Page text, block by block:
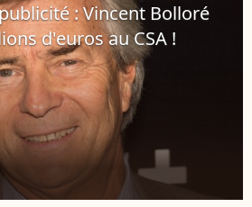
: Vincent Bolloré
d'euros au CSA !